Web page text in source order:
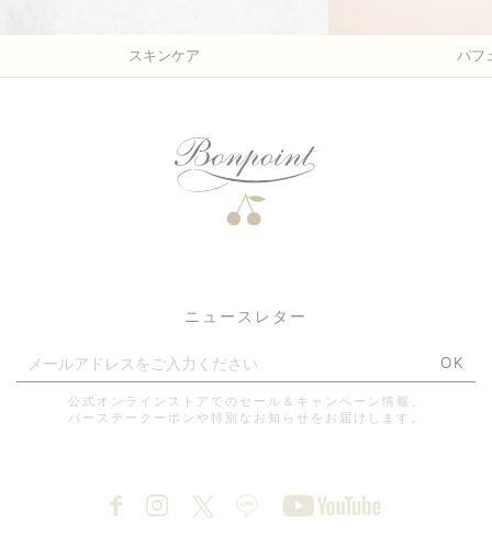
スキンケア パフ
ニュースレター
OK
公式オンラインストアでのセール＆キャンペーン情報、
バースデークーポンや特別なお知らせをお届けします。